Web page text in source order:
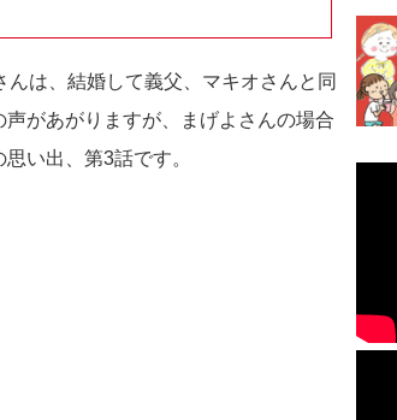
は、結婚して義父、マキオさんと同
があがりますが、まげよさんの場合
い出、第3話です。